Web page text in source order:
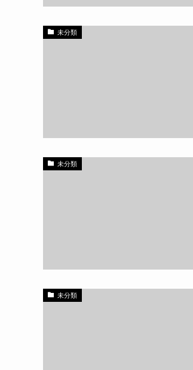
未分類
未分類
未分類